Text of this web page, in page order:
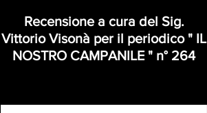
Recensione a cura del Sig.
Vittorio Visonà per il periodico " IL
NOSTRO CAMPANILE " n° 264